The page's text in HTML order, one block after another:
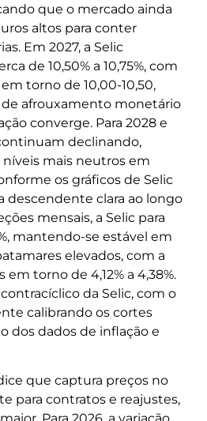
que o mercado ainda
altos para conter
Em 2027, a Selic
de 10,50% a 10,75%, com
torno de 10,00-10,50,
afrouxamento monetário
converge. Para 2028 e
declinando,
mais neutros em
os gráficos de Selic
descendente clara ao longo
mensais, a Selic para
mantendo-se estável em
elevados, com a
em torno de 4,12% a 4,38%.
da Selic, com o
calibrando os cortes
dos dados de inflação e
que captura preços no
para contratos e reajustes,